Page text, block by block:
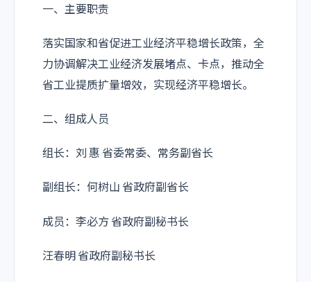
一、主要职责
落实国家和省促进工业经济平稳增长政策，全
力协调解决工业经济发展堵点、卡点，推动全
省工业提质扩量增效，实现经济平稳增长。
二、组成人员
组长：刘 惠 省委常委、常务副省长
副组长：何树山 省政府副省长
成员：李必方 省政府副秘书长
汪春明 省政府副秘书长